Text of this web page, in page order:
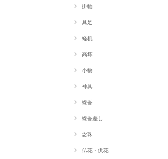
掛軸
具足
経机
高坏
小物
神具
線香
線香差し
念珠
仏花・供花